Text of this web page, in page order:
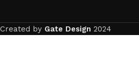
Created by Gate Design 2024